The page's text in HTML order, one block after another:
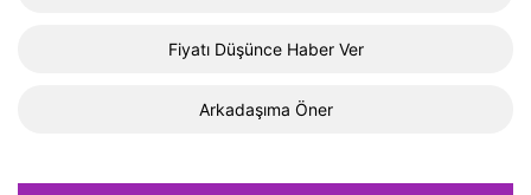
Fiyatı Düşünce Haber Ver
Arkadaşıma Öner